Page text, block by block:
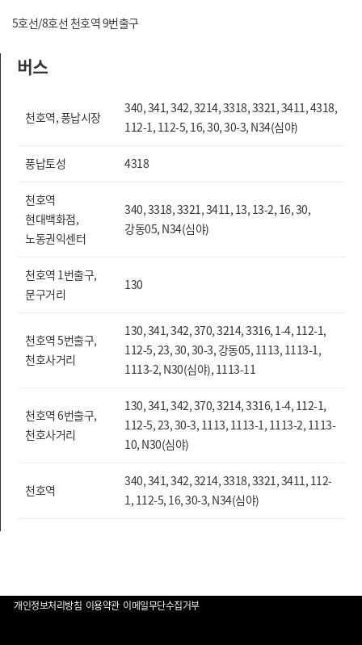
5호선/8호선 천호역 9번출구
버스
천호역, 풍납시장
340, 341, 342, 3214, 3318, 3321, 3411, 4318,
112-1, 112-5, 16, 30, 30-3, N34(심야)
풍납토성 4318
천호역
현대백화점,
노동권익센터
340, 3318, 3321, 3411, 13, 13-2, 16, 30,
강동05, N34(심야)
천호역 1번출구,
문구거리
130
천호역 5번출구,
천호사거리
130, 341, 342, 370, 3214, 3316, 1-4, 112-1,
112-5, 23, 30, 30-3, 강동05, 1113, 1113-1,
1113-2, N30(심야), 1113-11
천호역 6번출구,
천호사거리
130, 341, 342, 370, 3214, 3316, 1-4, 112-1,
112-5, 23, 30-3, 1113, 1113-1, 1113-2, 1113-
10, N30(심야)
천호역
340, 341, 342, 3214, 3318, 3321, 3411, 112-
1, 112-5, 16, 30-3, N34(심야)
개인정보처리방침 이용약관 이메일무단수집거부